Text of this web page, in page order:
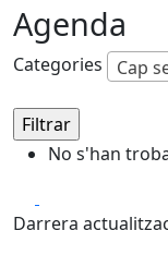
Agenda
Categories Cap
No s'han
Darrera